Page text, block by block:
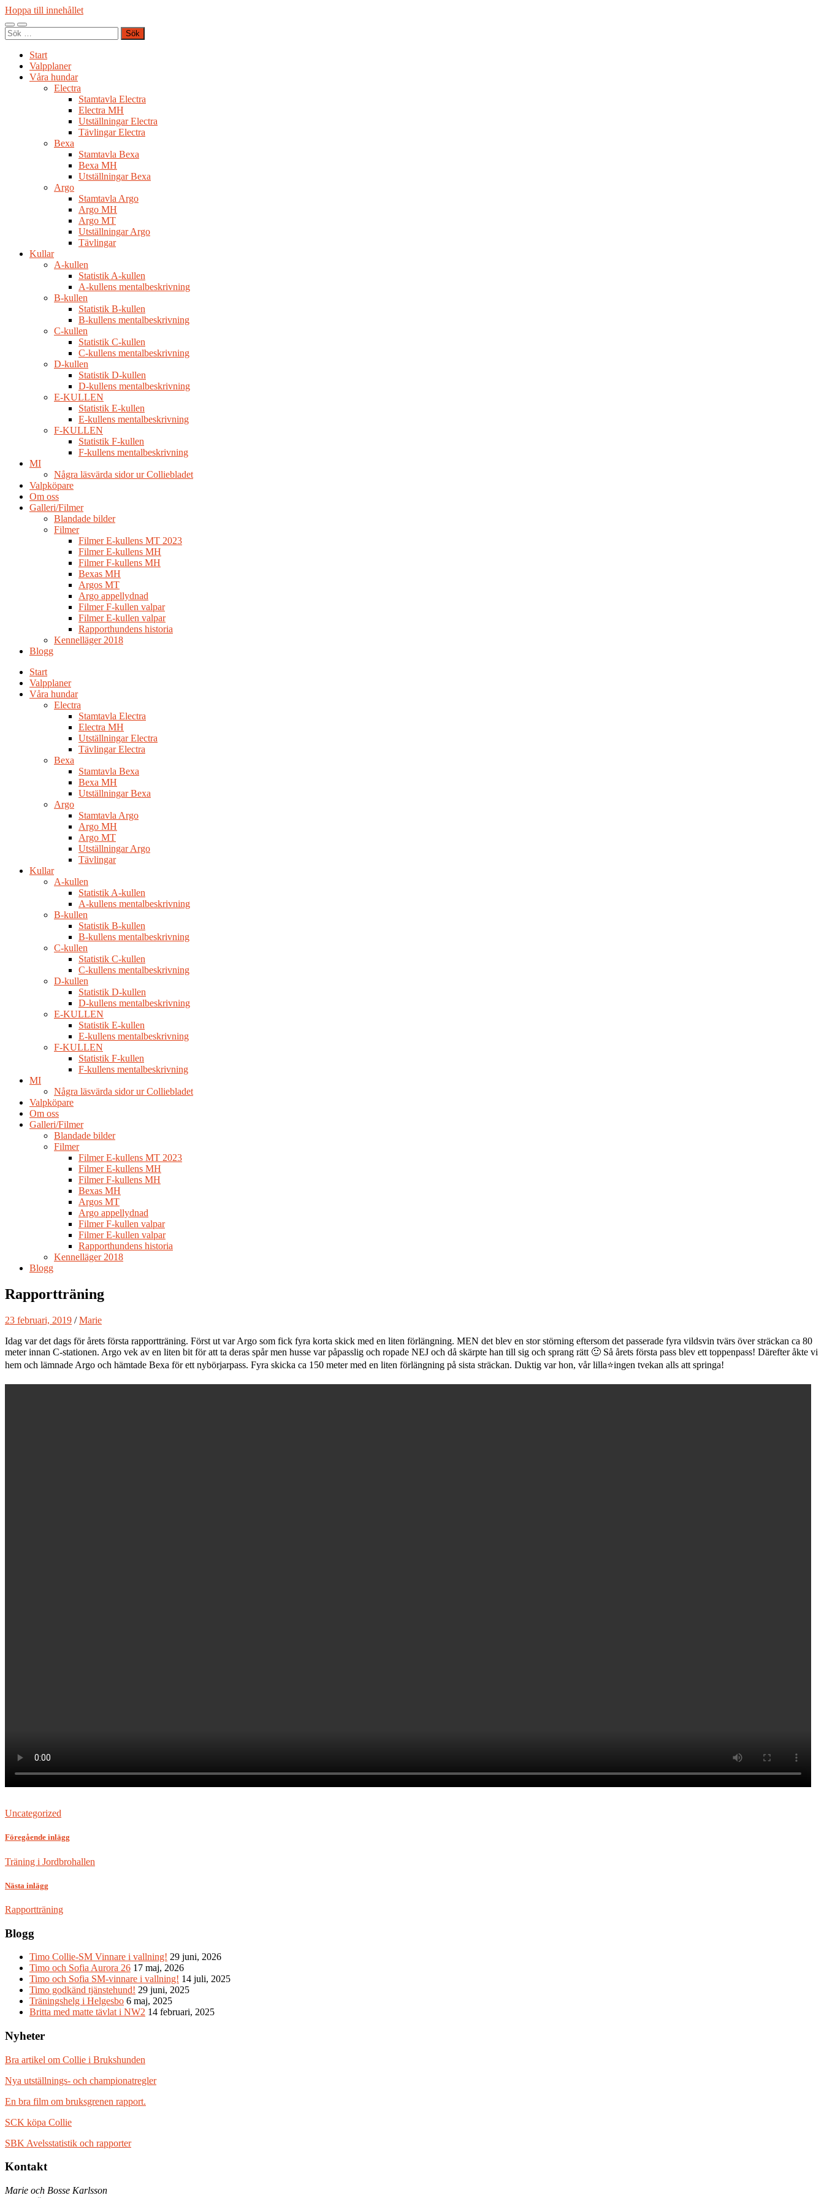
Hoppa till innehållet
Slå
på/av
Slå
på/av
Sök
efter:
Start
Valpplaner
Våra hundar
Electra
Stamtavla Electra
Electra MH
Utställningar Electra
Tävlingar Electra
Bexa
Stamtavla Bexa
Bexa MH
Utställningar Bexa
Argo
Stamtavla Argo
Argo MH
Argo MT
Utställningar Argo
Tävlingar
Kullar
A-kullen
Statistik A-kullen
A-kullens mentalbeskrivning
B-kullen
Statistik B-kullen
B-kullens mentalbeskrivning
C-kullen
Statistik C-kullen
C-kullens mentalbeskrivning
D-kullen
Statistik D-kullen
D-kullens mentalbeskrivning
E-KULLEN
Statistik E-kullen
E-kullens mentalbeskrivning
F-KULLEN
Statistik F-kullen
F-kullens mentalbeskrivning
MI
Några läsvärda sidor ur Colliebladet
Valpköpare
Om oss
Galleri/Filmer
Blandade bilder
Filmer
Filmer E-kullens MT 2023
Filmer E-kullens MH
Filmer F-kullens MH
Bexas MH
Argos MT
Argo appellydnad
Filmer F-kullen valpar
Filmer E-kullen valpar
Rapporthundens historia
Kennelläger 2018
Blogg
Start
Valpplaner
Våra hundar
Electra
Stamtavla Electra
Electra MH
Utställningar Electra
Tävlingar Electra
Bexa
Stamtavla Bexa
Bexa MH
Utställningar Bexa
Argo
Stamtavla Argo
Argo MH
Argo MT
Utställningar Argo
Tävlingar
Kullar
A-kullen
Statistik A-kullen
A-kullens mentalbeskrivning
B-kullen
Statistik B-kullen
B-kullens mentalbeskrivning
C-kullen
Statistik C-kullen
C-kullens mentalbeskrivning
D-kullen
Statistik D-kullen
D-kullens mentalbeskrivning
E-KULLEN
Statistik E-kullen
E-kullens mentalbeskrivning
F-KULLEN
Statistik F-kullen
F-kullens mentalbeskrivning
MI
Några läsvärda sidor ur Colliebladet
Valpköpare
Om oss
Galleri/Filmer
Blandade bilder
Filmer
Filmer E-kullens MT 2023
Filmer E-kullens MH
Filmer F-kullens MH
Bexas MH
Argos MT
Argo appellydnad
Filmer F-kullen valpar
Filmer E-kullen valpar
Rapporthundens historia
Kennelläger 2018
Blogg
Rapportträning
23 februari, 2019 /Marie
Idag var det dags för årets första rapportträning. Först ut var Argo som fick fyra korta skick med en liten förlängning. MEN det blev en stor störning eftersom det passerade fyra vildsvin tvärs över sträckan ca 80
meter innan C-stationen. Argo vek av en liten bit för att ta deras spår men husse var påpasslig och ropade NEJ och då skärpte han till sig och sprang rätt 🙂 Så årets första pass blev ett toppenpass! Därefter åkte vi
hem och lämnade Argo och hämtade Bexa för ett nybörjarpass. Fyra skicka ca 150 meter med en liten förlängning på sista sträckan. Duktig var hon, vår lilla⭐ingen tvekan alls att springa!
Uncategorized
Föregående inlägg
Träning i Jordbrohallen
Nästa inlägg
Rapportträning
Blogg
Timo Collie-SM Vinnare i vallning! 29 juni, 2026
Timo och Sofia Aurora 26 17 maj, 2026
Timo och Sofia SM-vinnare i vallning! 14 juli, 2025
Timo godkänd tjänstehund! 29 juni, 2025
Träningshelg i Helgesbo 6 maj, 2025
Britta med matte tävlat i NW2 14 februari, 2025
Nyheter
Bra artikel om Collie i Brukshunden
Nya utställnings- och championatregler
En bra film om bruksgrenen rapport.
SCK köpa Collie
SBK Avelsstatistik och rapporter
Kontakt
Marie och Bosse Karlsson